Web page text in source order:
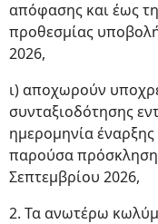
απόφασης και έως
προθεσμίας
2026,
ι) αποχωρούν
συνταξιοδότησης
ημερομηνία
παρούσα πρόσκληση,
Σεπτεμβρίου 2026,
2. Τα ανωτέρω